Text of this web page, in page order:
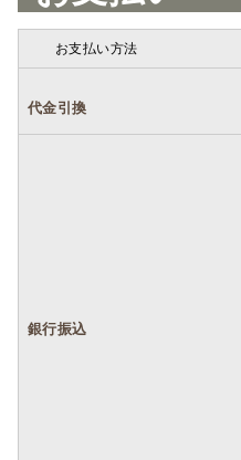
お支払い方法
代金引換
銀行振込